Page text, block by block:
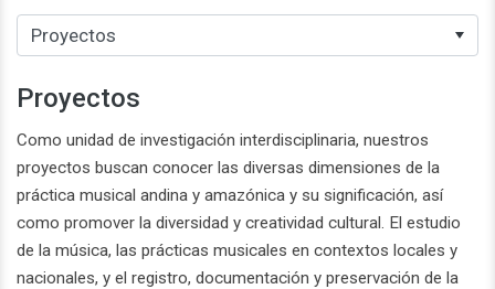
Proyectos
Como unidad de investigación interdisciplinaria, nuestros
proyectos buscan conocer las diversas dimensiones de la
práctica musical andina y amazónica y su significación, así
como promover la diversidad y creatividad cultural. El estudio
de la música, las prácticas musicales en contextos locales y
nacionales, y el registro, documentación y preservación de la